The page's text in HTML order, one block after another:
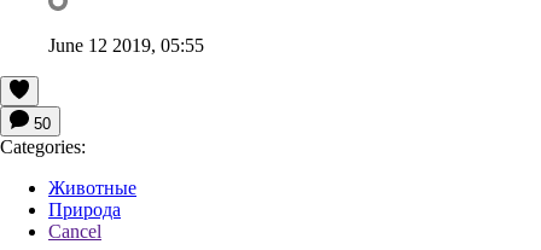
June 12 2019, 05:55
50
Categories:
Животные
Природа
Cancel